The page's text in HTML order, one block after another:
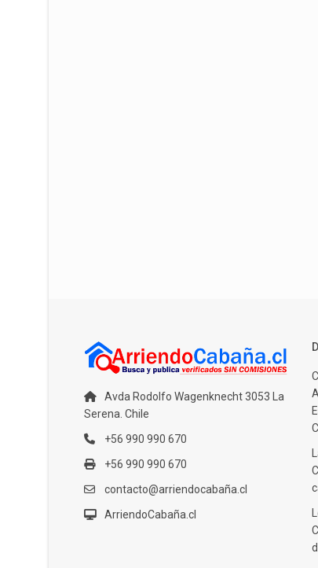
Avda Rodolfo Wagenknecht 3053 La
Serena. Chile
+56 990 990 670
+56 990 990 670
contacto@arriendocabaña.cl
ArriendoCabaña.cl